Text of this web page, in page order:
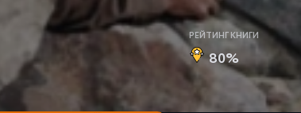
РЕЙТИНГ КНИГИ
80%